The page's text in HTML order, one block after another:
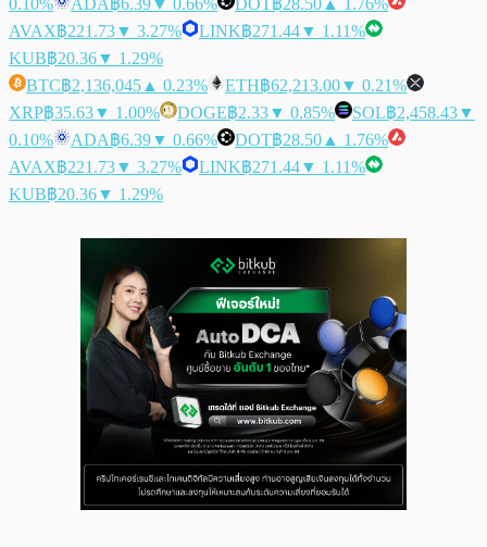
AVAX฿221.73▼ 3.27% LINK฿271.44▼ 1.11%
KUB฿20.36▼ 1.29%
BTC฿2,136,045 ▲ 0.23% ETH฿62,213.00▼ 0.21%
XRP฿35.63▼ 1.00% DOGE฿2.33▼ 0.85% SOL฿2,458.43▼
0.10%
ADA฿6.39▼ 0.66% DOT฿28.50 ▲ 1.76%
AVAX฿221.73▼ 3.27% LINK฿271.44▼ 1.11%
KUB฿20.36▼ 1.29%